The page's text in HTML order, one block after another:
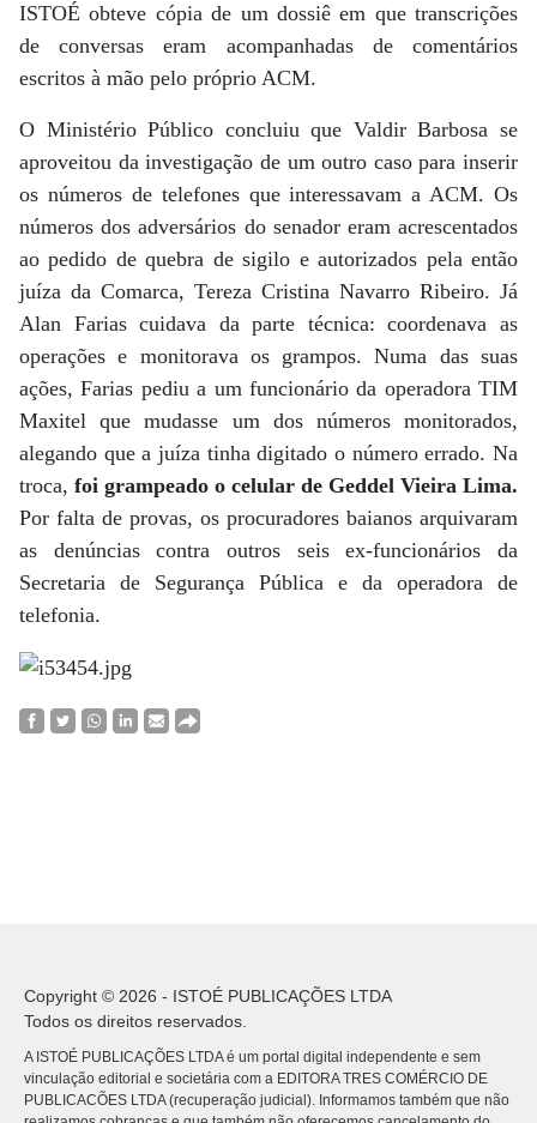
ISTOÉ obteve cópia de um dossiê em que transcrições
de conversas eram acompanhadas de comentários
escritos à mão pelo próprio ACM.
O Ministério Público concluiu que Valdir Barbosa se
aproveitou da investigação de um outro caso para inserir
os números de telefones que interessavam a ACM. Os
números dos adversários do senador eram acrescentados
ao pedido de quebra de sigilo e autorizados pela então
juíza da Comarca, Tereza Cristina Navarro Ribeiro. Já
Alan Farias cuidava da parte técnica: coordenava as
operações e monitorava os grampos. Numa das suas
ações, Farias pediu a um funcionário da operadora TIM
Maxitel que mudasse um dos números monitorados,
alegando que a juíza tinha digitado o número errado. Na
troca, foi grampeado o celular de Geddel Vieira Lima.
Por falta de provas, os procuradores baianos arquivaram
as denúncias contra outros seis ex-funcionários da
Secretaria de Segurança Pública e da operadora de
telefonia.
Copyright © 2026 - ISTOÉ PUBLICAÇÕES LTDA
Todos os direitos reservados.
A ISTOÉ PUBLICAÇÕES LTDA é um portal digital independente e sem
vinculação editorial e societária com a EDITORA TRES COMÉRCIO DE
PUBLICACÕES LTDA (recuperação judicial). Informamos também que não